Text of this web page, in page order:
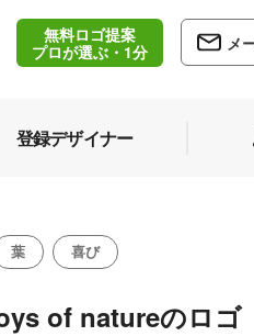
無料ロゴ提案
プロが選ぶ・1分
メ
登録デザイナー
葉 喜び
of natureのロゴ